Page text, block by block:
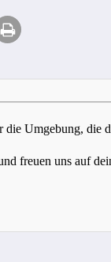
die Umgebung, die
freuen uns auf